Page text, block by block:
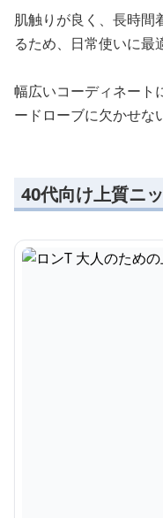
肌触りが良く、長時間
るため、日常使いに最
幅広いコーディネート
ードローブに欠かせな
40代向け上質ニ